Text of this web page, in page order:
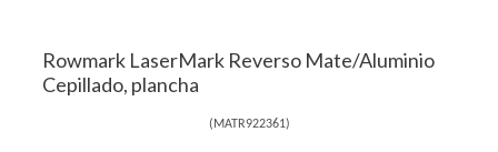
Rowmark LaserMark Reverso Mate/Aluminio
Cepillado, plancha
( MATR922361)